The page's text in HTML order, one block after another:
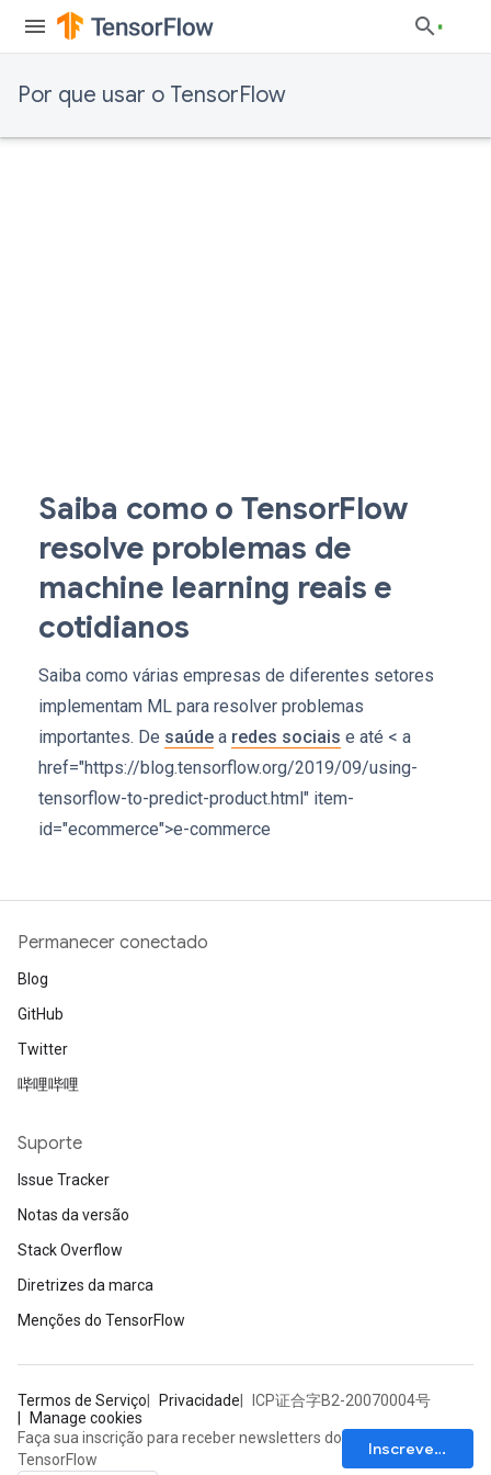
Por que usar o TensorFlow
Saiba como o TensorFlow
resolve problemas de
machine learning reais e
cotidianos
Saiba como várias empresas de diferentes setores
implementam ML para resolver problemas
importantes. De saúde a redes sociais e até < a
href="https://blog.tensorflow.org/2019/09/using-
tensorflow-to-predict-product.html" item-
id="ecommerce">e-commerce
Permanecer conectado
Blog
GitHub
Twitter
哔哩哔哩
Suporte
Issue Tracker
Notas da versão
Stack Overflow
Diretrizes da marca
Menções do TensorFlow
Termos de Serviço Privacidade
ICP证合字B2-20070004号
Manage cookies
Faça sua inscrição para receber newsletters do
TensorFlow
Inscrever-se